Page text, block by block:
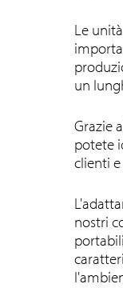
Le
un
Grazie
potete
clienti
nostri